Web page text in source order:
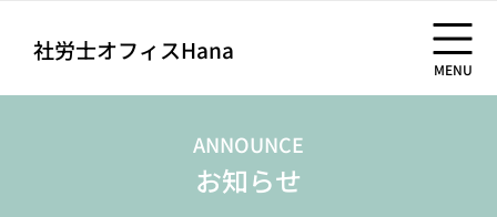
社労士オフィスHana
MENU
ANNOUNCE
お知らせ